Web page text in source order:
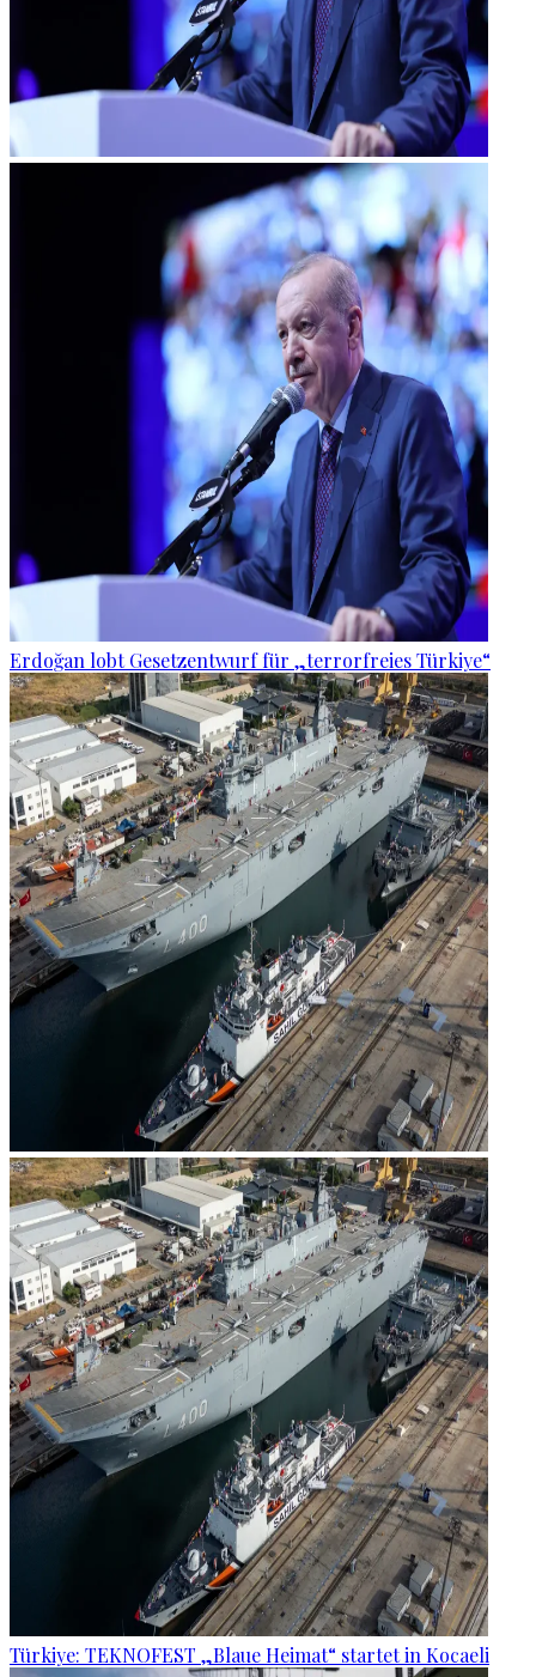
Erdoğan lobt Gesetzentwurf für „terrorfreies Türkiye“
Türkiye: TEKNOFEST „Blaue Heimat“ startet in Kocaeli